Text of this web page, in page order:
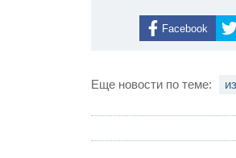
Facebook
Еще новости по теме: